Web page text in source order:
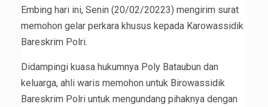
Embing hari ini, Senin (20/02/20223) mengirim surat
memohon gelar perkara khusus kepada Karowassidik
Bareskrim Polri.
Didampingi kuasa hukumnya Poly Bataubun dan
keluarga, ahli waris memohon untuk Birowassidik
Bareskrim Polri untuk mengundang pihaknya dengan